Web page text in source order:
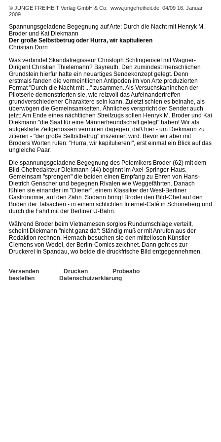
© JUNGE FREIHEIT Verlag GmbH & Co. www.jungefreiheit.de 04/09 16. Januar
2009
Spannungsgeladene Begegnung auf Arte: Durch die Nacht mit Henryk M.
Broder und Kai Diekmann
Der große Selbstbetrug oder Hurra, wir kapitulieren
Christian Dorn
Was verbindet Skandalregisseur Christoph Schlingensief mit Wagner-
Dirigent Christian Thielemann? Bayreuth. Den zumindest menschlichen
Grundstein hierfür hatte ein neuartiges Sendekonzept gelegt. Denn
erstmals fanden die vermeintlichen Antipoden im von Arte produzierten
Format "Durch die Nacht mit ..." zusammen. Als Versuchskaninchen der
Pilotserie demonstrierten sie, wie reizvoll das Aufeinandertreffen
grundverschiedener Charaktere sein kann. Zuletzt schien es beinahe, als
überwögen die Gemeinsamkeiten. Ähnliches verspricht der Sender auch
jetzt: Am Ende eines nächtlichen Streifzugs sollen Henryk M. Broder und Kai
Diekmann "die Saat für eine Männerfreundschaft gelegt" haben! Wir als
aufgeklärte Zeitgenossen vermuten dagegen, daß hier - um Diekmann zu
zitieren - "der große Selbstbetrug" inszeniert wird. Bevor wir aber mit
Broders Worten rufen: "Hurra, wir kapitulieren!", erst einmal ein Blick auf das
ungleiche Paar.
Die spannungsgeladene Begegnung des Polemikers Broder (62) mit dem
Bild-Chefredakteur Diekmann (44) beginnt im Axel-Springer-Haus.
Gemeinsam "sprengen" die beiden einen Empfang zu Ehren von Hans-
Dietrich Genscher und begegnen Rivalen wie Weggefährten. Danach
fühlen sie einander im "Diener", einem Klassiker der West-Berliner
Gastronomie, auf den Zahn. Sodann bringt Broder den Bild-Chef auf den
Boden der Tatsachen - in einem schlichten Internet-Café in Schöneberg und
durch die Fahrt mit der Berliner U-Bahn.
Während Broder beim Vietnamesen sorglos Rundumschläge verteilt,
scheint Diekmann "nicht ganz da": Ständig muß er mit Anrufen aus der
Redaktion rechnen. Hernach besuchen sie den mittellosen Künstler
Clemens von Wedel, der Berlin-Comics zeichnet. Dann geht es zur
Druckerei in Spandau, wo beide die druckfrische Bild entgegennehmen.
Versenden Drucken
Probeabo
bestellen
Datenschutzerklärung